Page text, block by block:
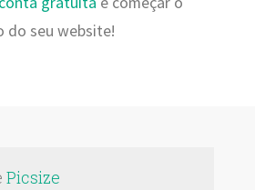
do seu website!
Picsize